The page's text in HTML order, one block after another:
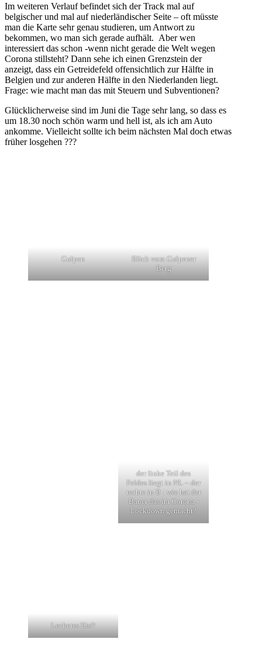
Im weiteren Verlauf befindet sich der Track mal auf
belgischer und mal auf niederländischer Seite – oft müsste
man die Karte sehr genau studieren, um Antwort zu
bekommen, wo man sich gerade aufhält. Aber wen
interessiert das schon -wenn nicht gerade die Welt wegen
Corona stillsteht? Dann sehe ich einen Grenzstein der
anzeigt, dass ein Getreidefeld offensichtlich zur Hälfte in
Belgien und zur anderen Hälfte in den Niederlanden liegt.
Frage: wie macht man das mit Steuern und Subventionen?
Glücklicherweise sind im Juni die Tage sehr lang, so dass es
um 18.30 noch schön warm und hell ist, als ich am Auto
ankomme. Vielleicht sollte ich beim nächsten Mal doch etwas
früher losgehen ???
Gulpen
Blick vom Gulpener
Berg
der linke Teil des
Feldes liegt in NL – der
rechte in B : wie hat der
Bauer das im Corona -
Lockdown gemacht?
Leckeres Eis!!